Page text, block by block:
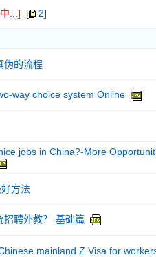
...] [ 2]
伪的流程
way choice system Online
jobs in China?-More
方法
招聘外教？-基础篇
mainland Z Visa for